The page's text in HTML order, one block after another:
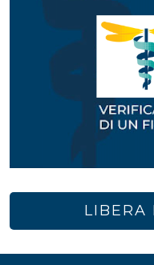
LIBERA